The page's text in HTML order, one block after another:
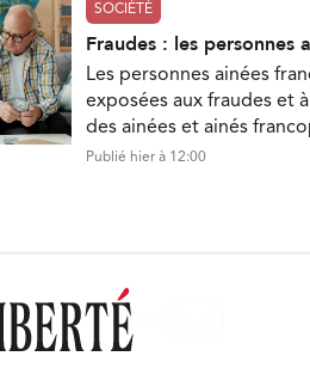
SOCIÉTÉ
Fraudes : les personnes
Les personnes ainées
exposées aux fraudes et
des ainées et ainés
Publié hier à 12:00